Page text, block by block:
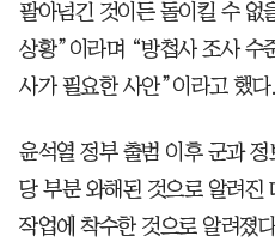
팔아넘긴 것이든 돌이킬 수 없
상황”이라며 “방첩사 조사 수
사가 필요한 사안”이라고 했다.
윤석열 정부 출범 이후 군과
당 부분 와해된 것으로 알려진
작업에 착수한 것으로 알려졌